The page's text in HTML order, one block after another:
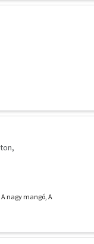
nagy mangó, A